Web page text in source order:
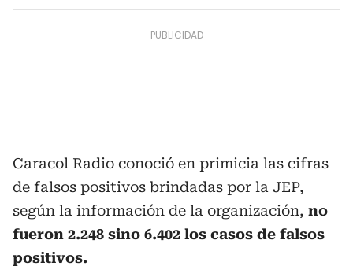
Caracol Radio conoció en primicia las cifras
de falsos positivos brindadas por la JEP,
según la información de la organización, no
fueron 2.248 sino 6.402 los casos de falsos
positivos.